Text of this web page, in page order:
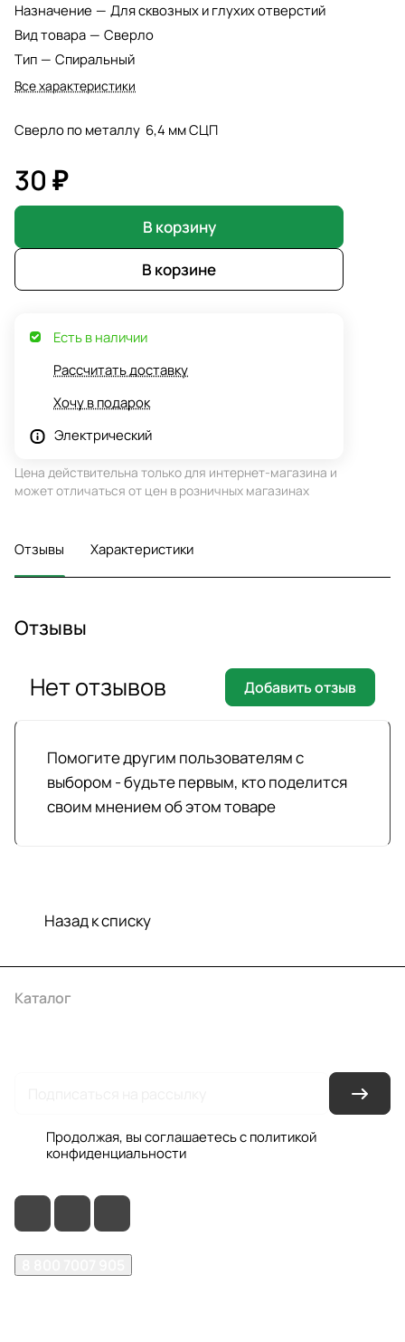
Назначение — Для сквозных и глухих отверстий
Вид товара — Сверло
Тип — Спиральный
Все характеристики
Сверло по металлу 6,4 мм СЦП
30 ₽
В корзину
В корзине
Есть в наличии
Рассчитать доставку
Хочу в подарок
Электрический
Цена действительна только для интернет-магазина и
может отличаться от цен в розничных магазинах
Отзывы Характеристики
Отзывы
Помогите другим пользователям с
выбором - будьте первым, кто поделится
своим мнением об этом товаре
Нет отзывов Добавить отзыв
Назад к списку
Каталог
Продолжая, вы соглашаетесь с политикой
конфиденциальности